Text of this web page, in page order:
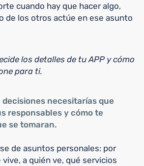
cuando hay que hacer algo,
de los otros actúe en ese asunto
los detalles de tu APP y cómo
para ti.
decisiones necesitarías que
responsables y cómo te
se tomaran.
de asuntos personales: por
a quién ve, qué servicios